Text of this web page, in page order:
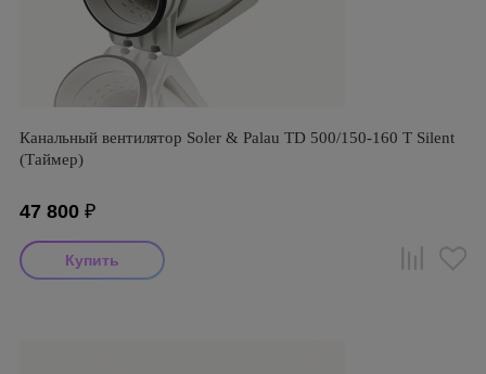
Канальный вентилятор Soler & Palau TD 500/150-160 T Silent
(Таймер)
47 800 ₽